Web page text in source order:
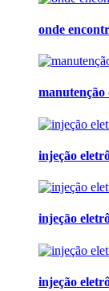
onde
injeção
injeção
injeção